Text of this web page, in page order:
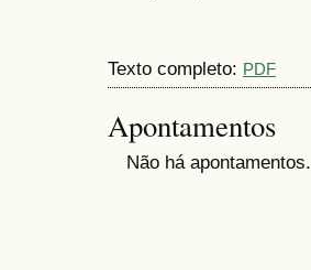
Texto completo: PDF
Apontamentos
Não há apontamentos.